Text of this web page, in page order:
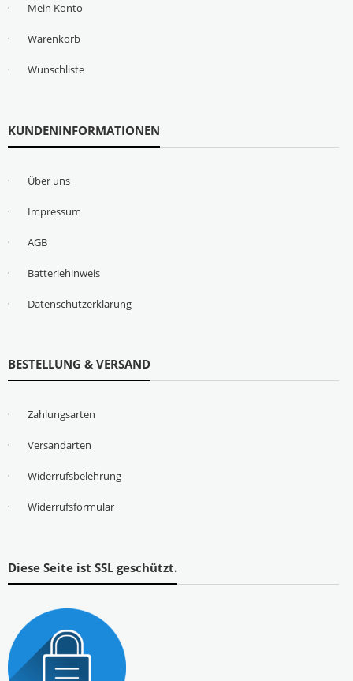
Mein Konto
Warenkorb
Wunschliste
KUNDENINFORMATIONEN
Über uns
Impressum
AGB
Batteriehinweis
Datenschutzerklärung
BESTELLUNG & VERSAND
Zahlungsarten
Versandarten
Widerrufsbelehrung
Widerrufsformular
Diese Seite ist SSL geschützt.